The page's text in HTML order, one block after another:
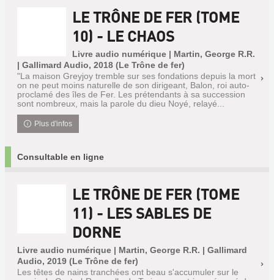
LE TRÔNE DE FER (TOME
10) - LE CHAOS
Livre audio numérique | Martin, George R.R.
| Gallimard Audio, 2018 (Le Trône de fer)
"La maison Greyjoy tremble sur ses fondations depuis la mort
on ne peut moins naturelle de son dirigeant, Balon, roi auto-
proclamé des îles de Fer. Les prétendants à sa succession
sont nombreux, mais la parole du dieu Noyé, relayé...
Plus d'infos
Consultable en ligne
LE TRÔNE DE FER (TOME
11) - LES SABLES DE
DORNE
Livre audio numérique | Martin, George R.R. | Gallimard
Audio, 2019 (Le Trône de fer)
Les têtes de nains tranchées ont beau s'accumuler sur le